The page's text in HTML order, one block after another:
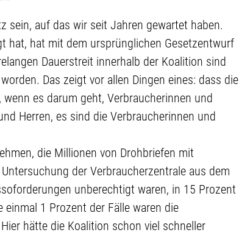
sein, auf das wir seit Jahren gewartet haben.
hat, hat mit dem ursprünglichen Gesetzentwurf
Dauerstreit innerhalb der Koalition sind
Das zeigt vor allen Dingen eines: dass die
es darum geht, Verbraucherinnen und
Herren, es sind die Verbraucherinnen und
die Millionen von Drohbriefen mit
der Verbraucherzentrale aus dem
unberechtigt waren, in 15 Prozent
1 Prozent der Fälle waren die
hätte die Koalition schon viel schneller